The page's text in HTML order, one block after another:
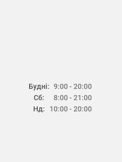
Будні:
Сб:
Нд:
9:00 - 20:00
8:00 - 21:00
10:00 - 20:00